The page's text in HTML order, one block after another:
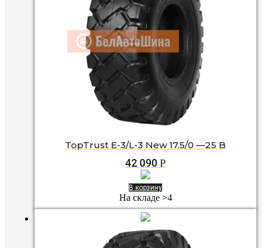
TopTrust E-3/L-3 New 17.5/0 —25 B
42 090 Р
В корзину
На складе >4